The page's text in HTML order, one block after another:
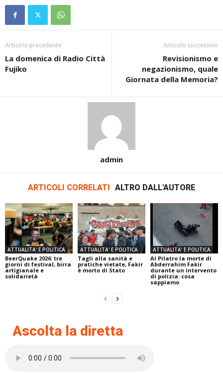
Articolo precedente
La domenica di Radio Città
Fujiko
Articolo successivo
Revisionismo e
negazionismo, quale
Giornata della Memoria?
admin
ARTICOLI CORRELATI ALTRO DALL'AUTORE
ATTUALITA' E POLITICA
BeerQuake 2026: tre
giorni di festival, birra
artigianale e
solidarietà
ATTUALITA' E POLITICA
Tagli alla sanità e
pratiche vietate, Fakir
è morto di Stato
ATTUALITA' E POLITICA
Al Pilatro la morte di
Abderrahim Fakir
durante un intervento
di polizia: cosa
sappiamo
Ascolta la diretta